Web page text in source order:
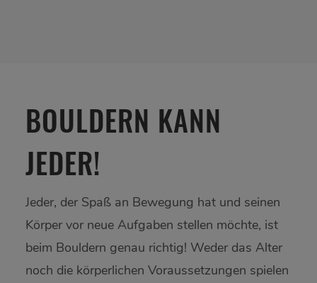
BOULDERN KANN
JEDER!
Jeder, der Spaß an Bewegung hat und seinen
Körper vor neue Aufgaben stellen möchte, ist
beim Bouldern genau richtig! Weder das Alter
noch die körperlichen Voraussetzungen spielen